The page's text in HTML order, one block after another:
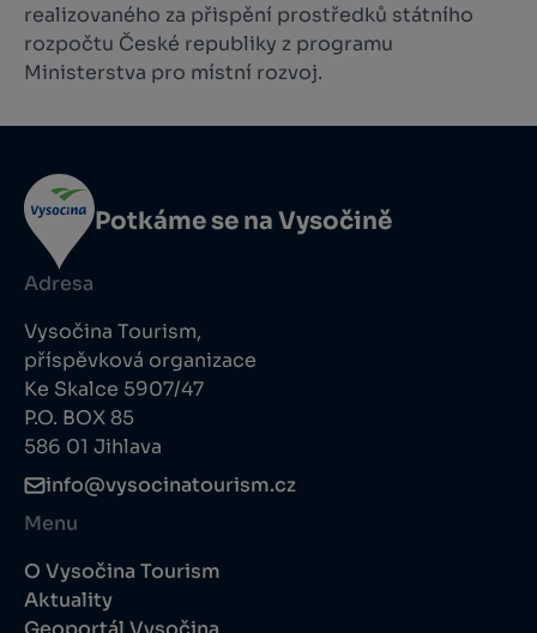
realizovaného za přispění prostředků státního
rozpočtu České republiky z programu
Ministerstva pro místní rozvoj.
Potkáme se na Vysočině
Adresa
Vysočina Tourism,
příspěvková organizace
Ke Skalce 5907/47
P.O. BOX 85
586 01 Jihlava
info@vysocinatourism.cz
Menu
O Vysočina Tourism
Aktuality